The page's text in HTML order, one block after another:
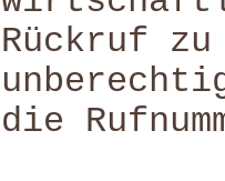
Rückruf
die